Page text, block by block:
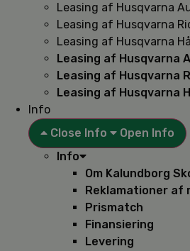
Leasing af Husqvarna
Leasing af Husqvarna
Leasing af Husqvarna
Leasing af Husqvarna
Leasing af Husqvarna
Leasing af Husqvarna
Info
Close Info
Open Info
Info
Om Kalundborg
Reklamationer af
Prismatch
Finansiering
Levering